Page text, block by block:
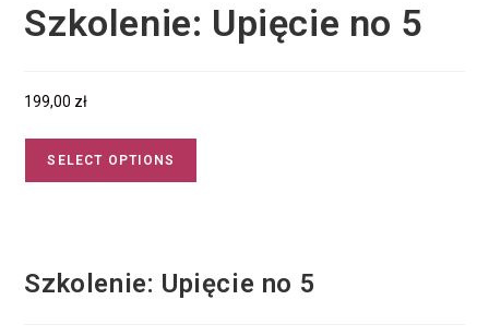
Szkolenie: Upięcie no 5
199,00 zł
SELECT OPTIONS
Szkolenie: Upięcie no 5